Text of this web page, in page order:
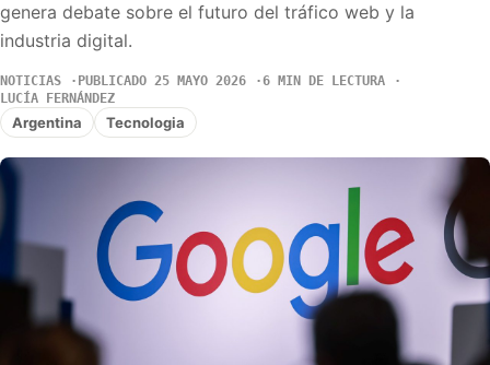
genera debate sobre el futuro del tráfico web y la
industria digital.
NOTICIAS PUBLICADO 25 MAYO 2026
6 MIN DE LECTURA
LUCÍA FERNÁNDEZ
Argentina Tecnologia